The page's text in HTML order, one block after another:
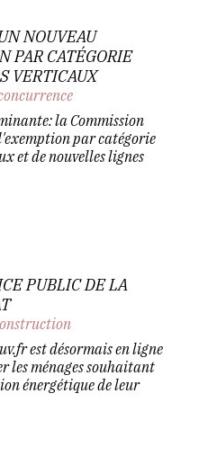
NOUVEAU
PAR CATÉGORIE
VERTICAUX
la Commission
par catégorie
et de nouvelles lignes
PUBLIC DE LA
est désormais en ligne
les ménages souhaitant
énergétique de leur